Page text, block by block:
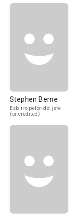
Stephen Berne
Esbirro pelón del jefe
(uncredited)